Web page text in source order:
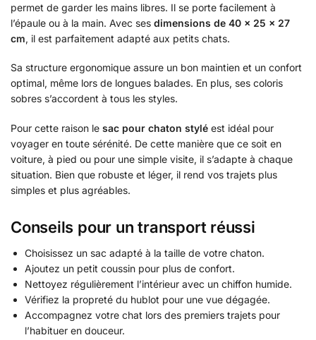
permet de garder les mains libres. Il se porte facilement à
l’épaule ou à la main. Avec ses dimensions de 40 × 25 × 27
cm, il est parfaitement adapté aux petits chats.
Sa structure ergonomique assure un bon maintien et un confort
optimal, même lors de longues balades. En plus, ses coloris
sobres s’accordent à tous les styles.
Pour cette raison le sac pour chaton stylé est idéal pour
voyager en toute sérénité. De cette manière que ce soit en
voiture, à pied ou pour une simple visite, il s’adapte à chaque
situation. Bien que robuste et léger, il rend vos trajets plus
simples et plus agréables.
Conseils pour un transport réussi
Choisissez un sac adapté à la taille de votre chaton.
Ajoutez un petit coussin pour plus de confort.
Nettoyez régulièrement l’intérieur avec un chiffon humide.
Vérifiez la propreté du hublot pour une vue dégagée.
Accompagnez votre chat lors des premiers trajets pour
l’habituer en douceur.